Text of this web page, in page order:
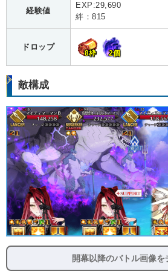
経験値
EXP:29,690
絆：815
ドロップ
8枠 2個
敵構成
開幕以降のバトル画像を